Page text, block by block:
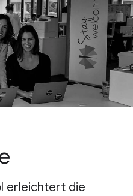
erleichtert die